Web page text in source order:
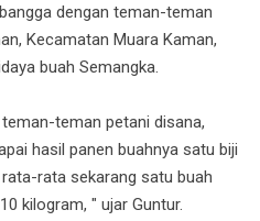
dengan teman-teman
Kecamatan Muara Kaman,
buah Semangka.
teman petani disana,
hasil panen buahnya satu biji
rata sekarang satu buah
kilogram, " ujar Guntur.